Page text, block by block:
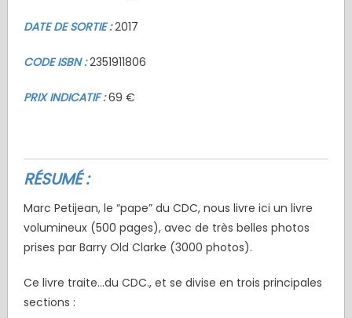
DATE DE SORTIE :2017
CODE ISBN :2351911806
PRIX INDICATIF :69 €
RÉSUMÉ :
Marc Petijean, le “pape” du CDC, nous livre ici un livre
volumineux (500 pages), avec de très belles photos
prises par Barry Old Clarke (3000 photos).
Ce livre traite…du CDC., et se divise en trois principales
sections :